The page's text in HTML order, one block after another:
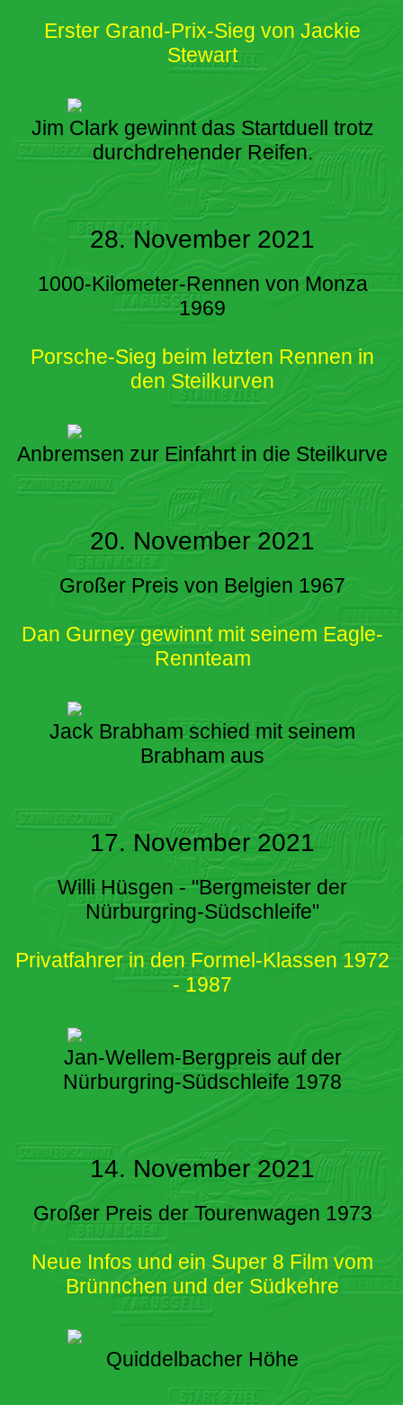
Erster Grand-Prix-Sieg von Jackie
Stewart
Jim Clark gewinnt das Startduell trotz
durchdrehender Reifen.
28. November 2021
1000-Kilometer-Rennen von Monza
1969
Porsche-Sieg beim letzten Rennen in
den Steilkurven
Anbremsen zur Einfahrt in die Steilkurve
20. November 2021
Großer Preis von Belgien 1967
Dan Gurney gewinnt mit seinem Eagle-
Rennteam
Jack Brabham schied mit seinem
Brabham aus
17. November 2021
Willi Hüsgen - "Bergmeister der
Nürburgring-Südschleife"
Privatfahrer in den Formel-Klassen 1972
- 1987
Jan-Wellem-Bergpreis auf der
Nürburgring-Südschleife 1978
14. November 2021
Großer Preis der Tourenwagen 1973
Neue Infos und ein Super 8 Film vom
Brünnchen und der Südkehre
Quiddelbacher Höhe